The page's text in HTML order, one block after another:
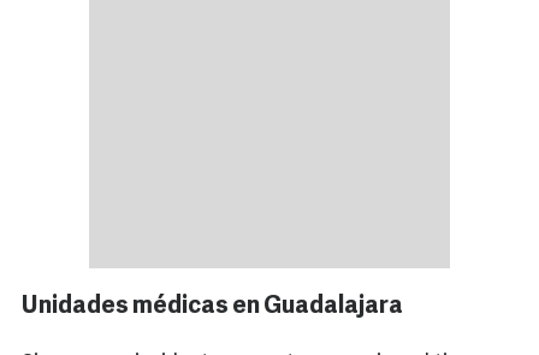
Unidades médicas en Guadalajara